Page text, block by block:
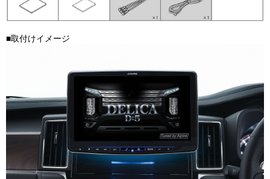
■取付けイメージ